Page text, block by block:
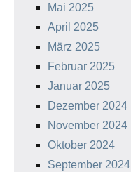
Mai 2025
April 2025
März 2025
Februar 2025
Januar 2025
Dezember 2024
November 2024
Oktober 2024
September 2024